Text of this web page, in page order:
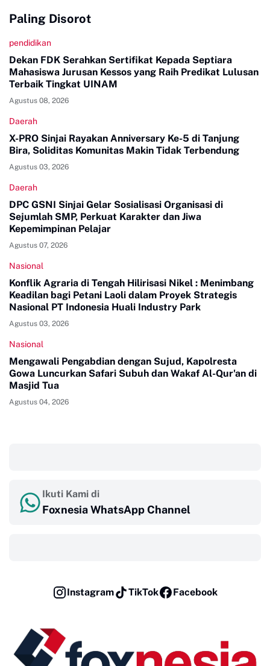
Paling Disorot
pendidikan
Dekan FDK Serahkan Sertifikat Kepada Septiara
Mahasiswa Jurusan Kessos yang Raih Predikat Lulusan
Terbaik Tingkat UINAM
Agustus 08, 2026
Daerah
X-PRO Sinjai Rayakan Anniversary Ke-5 di Tanjung
Bira, Soliditas Komunitas Makin Tidak Terbendung
Agustus 03, 2026
Daerah
DPC GSNI Sinjai Gelar Sosialisasi Organisasi di
Sejumlah SMP, Perkuat Karakter dan Jiwa
Kepemimpinan Pelajar
Agustus 07, 2026
Nasional
Konflik Agraria di Tengah Hilirisasi Nikel : Menimbang
Keadilan bagi Petani Laoli dalam Proyek Strategis
Nasional PT Indonesia Huali Industry Park
Agustus 03, 2026
Nasional
Mengawali Pengabdian dengan Sujud, Kapolresta
Gowa Luncurkan Safari Subuh dan Wakaf Al-Qur'an di
Masjid Tua
Agustus 04, 2026
Ikuti Kami di
Foxnesia WhatsApp Channel
Instagram TikTok Facebook